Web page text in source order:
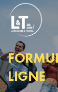
LIGNE